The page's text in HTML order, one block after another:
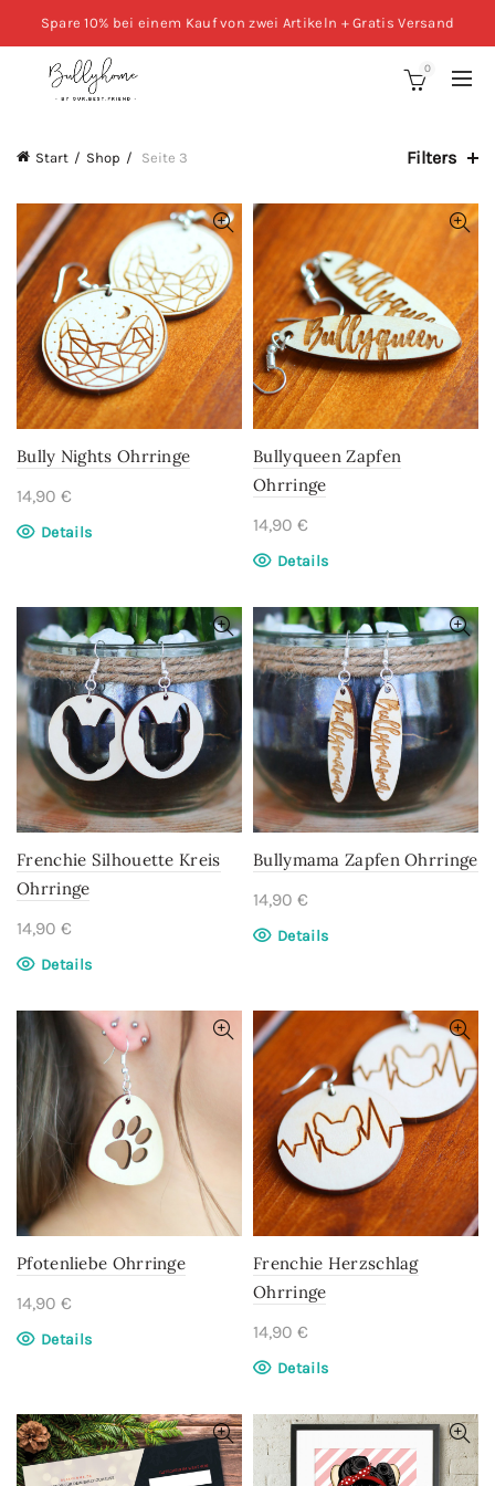
Spare 10% bei einem Kauf von zwei Artikeln + Gratis Versand
0
Start Shop Seite 3 Filters
Bully Nights Ohrringe
14,90 €
Details
Bullyqueen Zapfen
Ohrringe
14,90 €
Details
Frenchie Silhouette Kreis
Ohrringe
14,90 €
Details
Bullymama Zapfen Ohrringe
14,90 €
Details
Pfotenliebe Ohrringe
14,90 €
Details
Frenchie Herzschlag
Ohrringe
14,90 €
Details